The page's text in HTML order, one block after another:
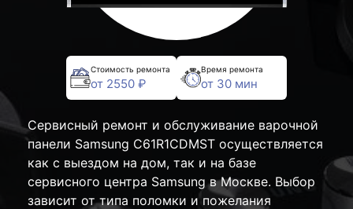
Стоимость ремонта
от 2550 ₽
Время ремонта
от 30 мин
Сервисный ремонт и обслуживание варочной
панели Samsung C61R1CDMST осуществляется
как с выездом на дом, так и на базе
сервисного центра Samsung в Москве. Выбор
зависит от типа поломки и пожелания